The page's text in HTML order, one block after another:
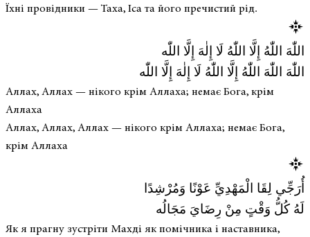
Їхні провідники — Таха, Іса та його пречистий рід.
اللّٰهَ اللّٰهُ إِلَّا اللّٰهُ لَا إِلٰهَ إِلَّا اللّٰه
اللّٰهَ اللّٰهَ اللّٰهُ إِلَّا اللّٰهُ لَا إِلٰهَ إِلَّا اللّٰه
Аллах, Аллах — нікого крім Аллаха; немає Бога, крім
Аллаха
Аллах, Аллах, Аллах — нікого крім Аллаха; немає Бога,
крім Аллаха
أُرَجِّي لِقَا الْمَهْدِيِّ عَوْنًا وَمُرْشِدًا
لَهُ كُلُّ وَقْتٍ مِنْ رِضَايَ مَجَالُه
Як я прагну зустріти Махді як помічника і наставника,